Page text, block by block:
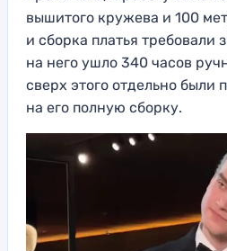
вышитого кружева и 100
и сборка платья требовали
на него ушло 340 часов
сверх этого отдельно были
на его полную сборку.